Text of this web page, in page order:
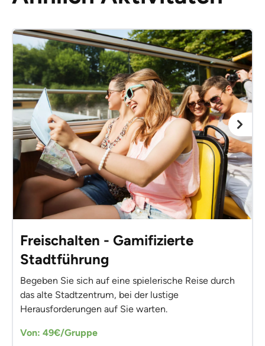
Freischalten - Gamifizierte
Stadtführung
Begeben Sie sich auf eine spielerische Reise durch
das alte Stadtzentrum, bei der lustige
Herausforderungen auf Sie warten.
Von: 49€/Gruppe